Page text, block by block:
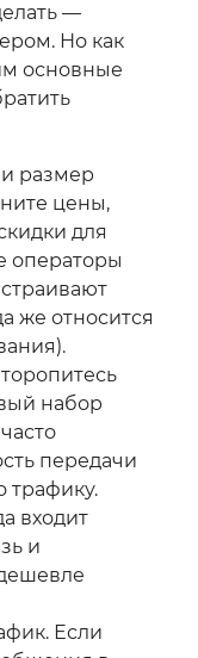
—
Но как
основные
размер
цены,
для
операторы
же относится
набор
передачи
трафику.
входит
и
Если